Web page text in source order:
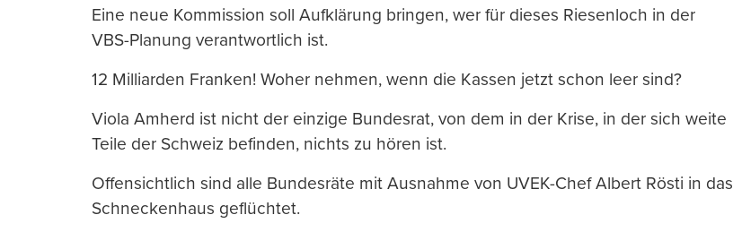
Eine neue Kommission soll Aufklärung bringen, wer für dieses Riesenloch in der
VBS-Planung verantwortlich ist.
12 Milliarden Franken! Woher nehmen, wenn die Kassen jetzt schon leer sind?
Viola Amherd ist nicht der einzige Bundesrat, von dem in der Krise, in der sich weite
Teile der Schweiz befinden, nichts zu hören ist.
Offensichtlich sind alle Bundesräte mit Ausnahme von UVEK-Chef Albert Rösti in das
Schneckenhaus geflüchtet.